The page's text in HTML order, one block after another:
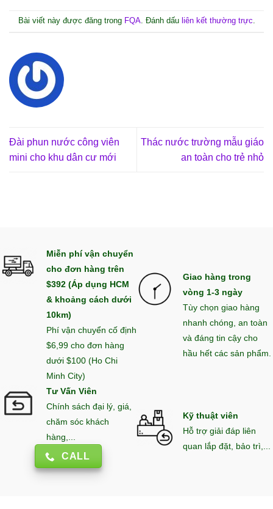
Bài viết này được đăng trong FQA. Đánh dấu liên kết thường trực.
Đài phun nước công viên
mini cho khu dân cư mới
Thác nước trường mẫu giáo
an toàn cho trẻ nhỏ
Miễn phí vận chuyển
cho đơn hàng trên
$392 (Áp dụng HCM
& khoảng cách dưới
10km)
Phí vận chuyển cố định
$6,99 cho đơn hàng
dưới $100 (Ho Chi
Minh City)
Giao hàng trong
vòng 1-3 ngày
Tùy chọn giao hàng
nhanh chóng, an toàn
và đáng tin cậy cho
hầu hết các sản phẩm.
Tư Vấn Viên
Chính sách đại lý, giá,
chăm sóc khách
hàng,...
CALL
Kỹ thuật viên
Hỗ trợ giải đáp liên
quan lắp đặt, bảo trì,...